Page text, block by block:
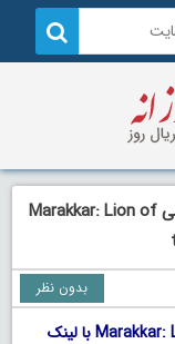
دانلود فیلم ماراکار: شیر دریای عرب دوبله فارسی Marakkar: Lion of
بدون نظر
دانلود فیلم Marakkar: Lion of the Arabian Sea 2021 با لینک